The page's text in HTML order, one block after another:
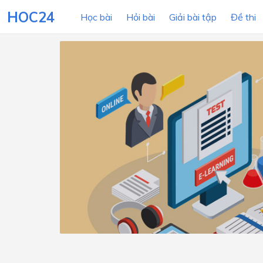
HOC24 Học bài Hỏi bài Giải bài tập Đề thi
LỚP HỌC
Lớp 12
Lớp 8
Lớp 7